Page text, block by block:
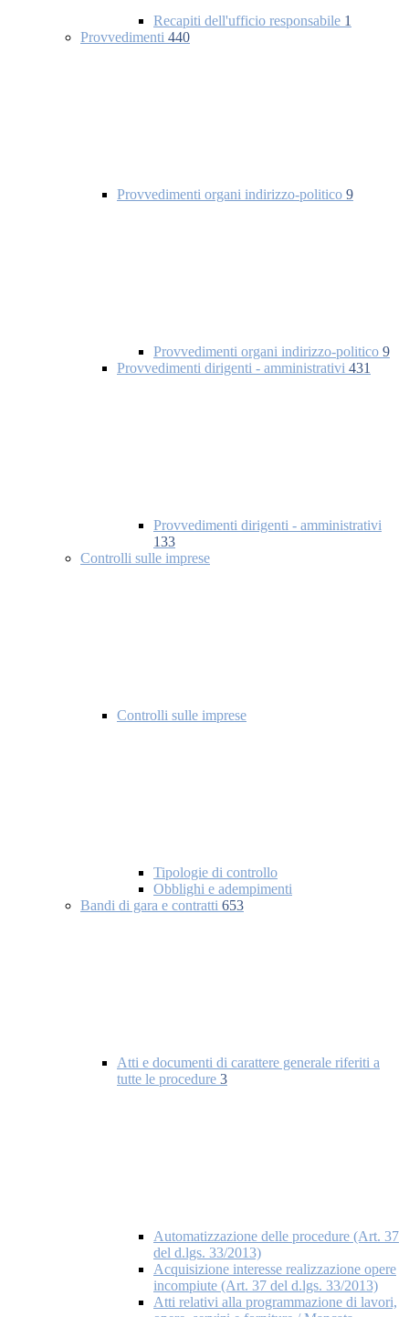
Recapiti dell'ufficio responsabile 1
Provvedimenti 440
Provvedimenti organi indirizzo-politico 9
Provvedimenti organi indirizzo-politico 9
Provvedimenti dirigenti - amministrativi 431
Provvedimenti dirigenti - amministrativi
133
Controlli sulle imprese
Controlli sulle imprese
Tipologie di controllo
Obblighi e adempimenti
Bandi di gara e contratti 653
Atti e documenti di carattere generale riferiti a
tutte le procedure 3
Automatizzazione delle procedure (Art. 37
del d.lgs. 33/2013)
Acquisizione interesse realizzazione opere
incompiute (Art. 37 del d.lgs. 33/2013)
Atti relativi alla programmazione di lavori,